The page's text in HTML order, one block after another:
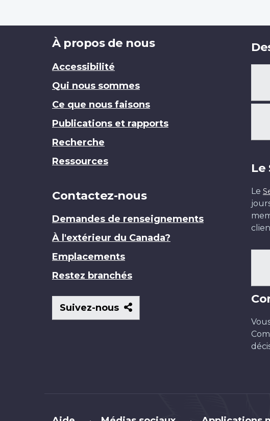
Brand
À propos de nous
Accessibilité
Qui nous sommes
Ce que nous faisons
Publications et rapports
Recherche
Ressources
Contactez-nous
Demandes de renseignements
À l'extérieur du Canada?
Emplacements
Restez branchés
Suivez-nous
Suivez-
nous
Le
Le
Brand